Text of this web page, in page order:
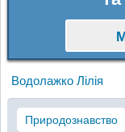
Водолажко Лілія
Природознавство